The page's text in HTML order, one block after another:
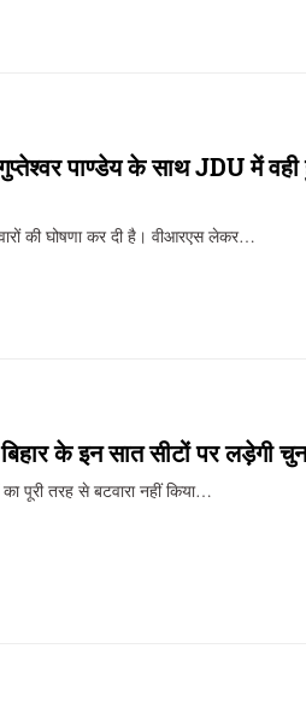
पाण्डेय के साथ JDU में
की घोषणा कर दी है। वीआरएस लेकर…
के इन सात सीटों पर लड़ेगी
पूरी तरह से बटवारा नहीं किया…